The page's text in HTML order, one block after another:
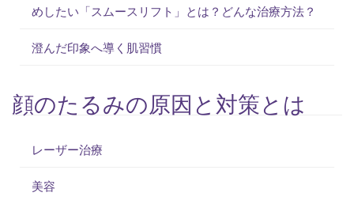
めしたい「スムースリフト」とは？どんな治療方法？
澄んだ印象へ導く肌習慣
顔のたるみの原因と対策とは
レーザー治療
美容